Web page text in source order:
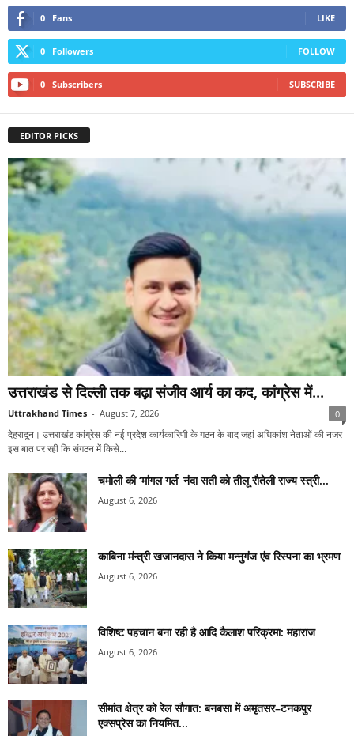
0 Fans LIKE
0 Followers FOLLOW
0 Subscribers SUBSCRIBE
EDITOR PICKS
उत्तराखंड से दिल्ली तक बढ़ा संजीव आर्य का कद, कांग्रेस में...
Uttrakhand Times - August 7, 2026 0
देहरादून। उत्तराखंड कांग्रेस की नई प्रदेश कार्यकारिणी के गठन के बाद जहां अधिकांश नेताओं की नजर
इस बात पर रही कि संगठन में किसे...
चमोली की ‘मांगल गर्ल’ नंदा सती को तीलू रौतेली राज्य स्त्री...
August 6, 2026
काबिना मंन्त्री खजानदास ने किया मन्नुगंज एंव रिस्पना का भ्रमण
August 6, 2026
विशिष्ट पहचान बना रही है आदि कैलाश परिक्रमा: महाराज
August 6, 2026
सीमांत क्षेत्र को रेल सौगात: बनबसा में अमृतसर–टनकपुर
एक्सप्रेस का नियमित...